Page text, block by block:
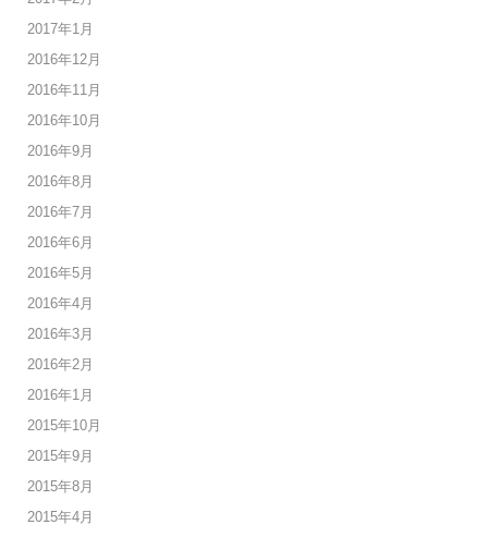
2017年1月
2016年12月
2016年11月
2016年10月
2016年9月
2016年8月
2016年7月
2016年6月
2016年5月
2016年4月
2016年3月
2016年2月
2016年1月
2015年10月
2015年9月
2015年8月
2015年4月